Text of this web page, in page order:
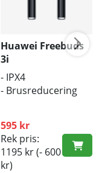
Huawei Freebuds
3i
- IPX4
- Brusreducering
595 kr
Rek pris:
1195 kr(- 600
kr)